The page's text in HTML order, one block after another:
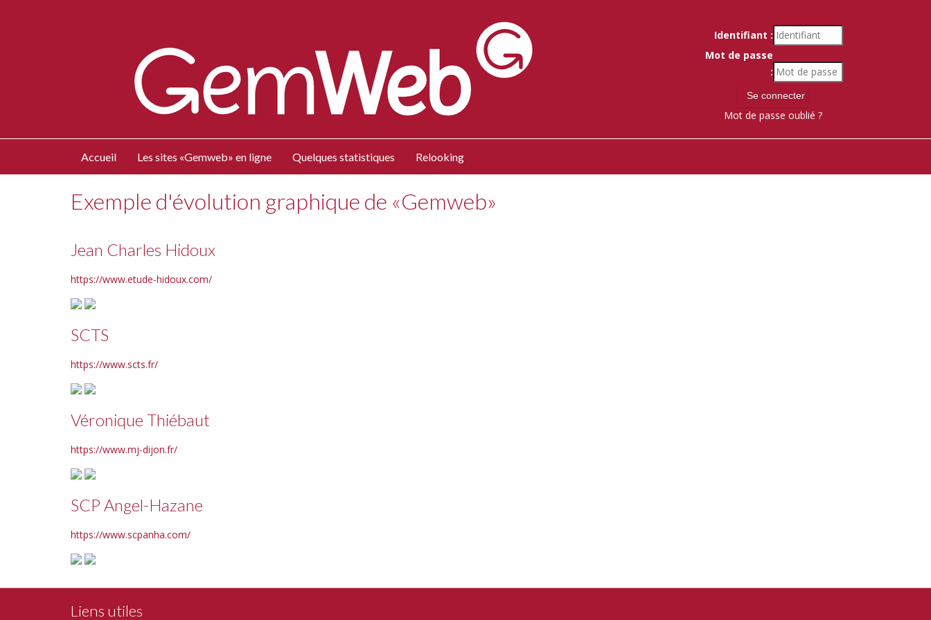
Identifiant :
Mot de passe
:
Mot de passe oublié ?
Accueil Les sites «Gemweb» en ligne Quelques statistiques Relooking
Exemple d'évolution graphique de «Gemweb»
Jean Charles Hidoux
https://www.etude-hidoux.com/
SCTS
https://www.scts.fr/
Véronique Thiébaut
https://www.mj-dijon.fr/
SCP Angel-Hazane
https://www.scpanha.com/
Liens utiles